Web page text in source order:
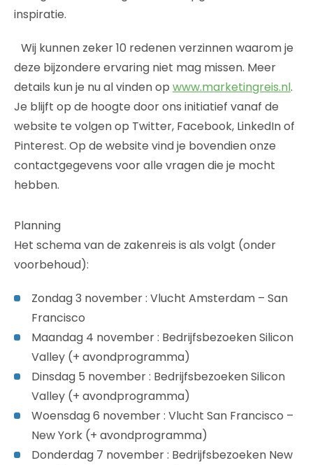
inspiratie.
Wij kunnen zeker 10 redenen verzinnen waarom je
deze bijzondere ervaring niet mag missen. Meer
details kun je nu al vinden op www.marketingreis.nl.
Je blijft op de hoogte door ons initiatief vanaf de
website te volgen op Twitter, Facebook, LinkedIn of
Pinterest. Op de website vind je bovendien onze
contactgegevens voor alle vragen die je mocht
hebben.
Planning
Het schema van de zakenreis is als volgt (onder
voorbehoud):
Zondag 3 november : Vlucht Amsterdam – San
Francisco
Maandag 4 november : Bedrijfsbezoeken Silicon
Valley (+ avondprogramma)
Dinsdag 5 november : Bedrijfsbezoeken Silicon
Valley (+ avondprogramma)
Woensdag 6 november : Vlucht San Francisco –
New York (+ avondprogramma)
Donderdag 7 november : Bedrijfsbezoeken New